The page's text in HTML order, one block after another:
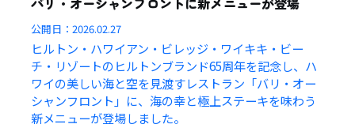
公開日：2026.02.27
ヒルトン・ハワイアン・ビレッジ・ワイキキ・ビー
チ・リゾートのヒルトンブランド65周年を記念し、ハ
ワイの美しい海と空を見渡すレストラン「バリ・オー
シャンフロント」に、海の幸と極上ステーキを味わう
新メニューが登場しました。